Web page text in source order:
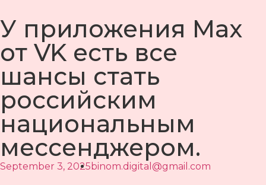
У приложения Max
от VK есть все
шансы стать
российским
национальным
мессенджером.
September 3, 2025binom.digital@gmail.com